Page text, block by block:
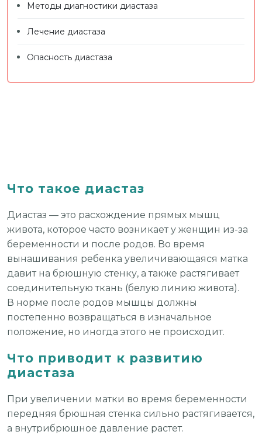
Что такое диастаз
Диастаз — это расхождение прямых мышц
живота, которое часто возникает у женщин из-за
беременности и после родов. Во время
вынашивания ребенка увеличивающаяся матка
давит на брюшную стенку, а также растягивает
соединительную ткань (белую линию живота).
В норме после родов мышцы должны
постепенно возвращаться в изначальное
положение, но иногда этого не происходит.
Что приводит к развитию
диастаза
При увеличении матки во время беременности
передняя брюшная стенка сильно растягивается,
а внутрибрюшное давление растет.
Методы диагностики диастаза
Лечение диастаза
Опасность диастаза